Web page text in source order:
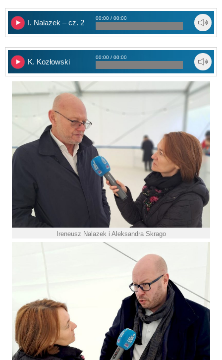
I. Nalazek – cz. 2
00:00 / 00:00
K. Kozłowski
00:00 / 00:00
Ireneusz Nalazek i Aleksandra Skrago